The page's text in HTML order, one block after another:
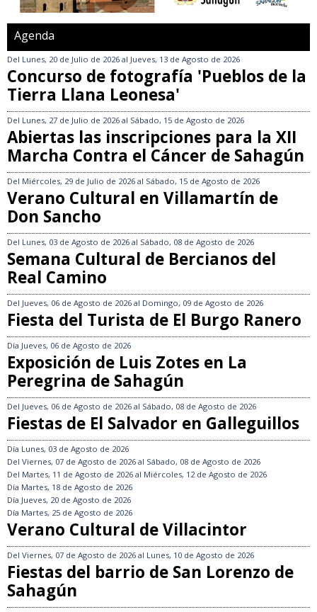
Agenda
Del Lunes, 20 de Julio de 2026 al Jueves, 13 de Agosto de 2026
Concurso de fotografía 'Pueblos de la
Tierra Llana Leonesa'
Del Lunes, 27 de Julio de 2026 al Sábado, 15 de Agosto de 2026
Abiertas las inscripciones para la XII
Marcha Contra el Cáncer de Sahagún
Del Miércoles, 29 de Julio de 2026 al Sábado, 15 de Agosto de 2026
Verano Cultural en Villamartín de
Don Sancho
Del Lunes, 03 de Agosto de 2026 al Sábado, 08 de Agosto de 2026
Semana Cultural de Bercianos del
Real Camino
Del Jueves, 06 de Agosto de 2026 al Domingo, 09 de Agosto de 2026
Fiesta del Turista de El Burgo Ranero
Día Jueves, 06 de Agosto de 2026
Exposición de Luis Zotes en La
Peregrina de Sahagún
Del Jueves, 06 de Agosto de 2026 al Sábado, 08 de Agosto de 2026
Fiestas de El Salvador en Galleguillos
Día Lunes, 03 de Agosto de 2026
Del Viernes, 07 de Agosto de 2026 al Sábado, 08 de Agosto de 2026
Del Martes, 11 de Agosto de 2026 al Miércoles, 12 de Agosto de 2026
Día Martes, 18 de Agosto de 2026
Día Jueves, 20 de Agosto de 2026
Día Martes, 25 de Agosto de 2026
Verano Cultural de Villacintor
Del Viernes, 07 de Agosto de 2026 al Lunes, 10 de Agosto de 2026
Fiestas del barrio de San Lorenzo de
Sahagún